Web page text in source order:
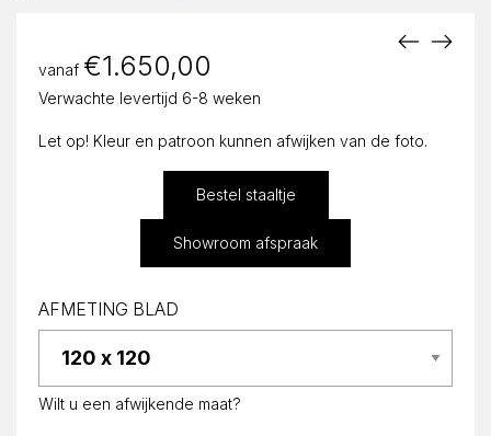
vanaf €1.650,00
Verwachte levertijd 6-8 weken
Let op! Kleur en patroon kunnen afwijken van de foto.
Bestel staaltje
Showroom afspraak
AFMETING BLAD
Wilt u een afwijkende maat?